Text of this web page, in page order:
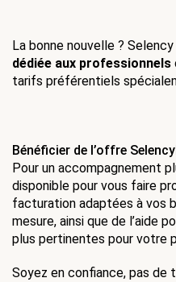
La bonne nouvelle ?
dédiée aux professionnels
tarifs préférentiels
Bénéficier de l’offre
Pour un accompagnement
disponible pour vous faire
facturation adaptées à vos
mesure, ainsi que de l’aide
plus pertinentes pour votre
Soyez en confiance, pas